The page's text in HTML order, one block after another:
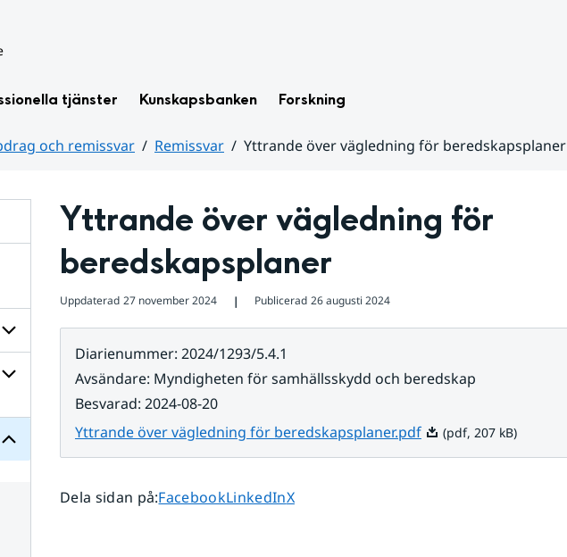
tjänster Kunskapsbanken Forskning
och remissvar Remissvar
Yttrande över vägledning för beredskapsplaner
för
för
Yttrande över vägledning för
beredskapsplaner
Uppdaterad 27 november 2024 ❘ Publicerad 26 augusti 2024
Diarienummer: 2024/1293/5.4.1
Avsändare: Myndigheten för samhällsskydd och beredskap
Besvarad: 2024-08-20
Yttrande över vägledning för beredskapsplaner.pdfPdf, 207 kB.
(pdf, 207 kB)
Dela sidan på:Dela sidan på
FacebookDela sidan på
LinkedInDela sidan på
X